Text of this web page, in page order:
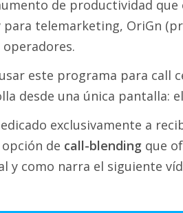
de productividad
para telemarketing, OriGn
este programa para
desde una única pantalla:
exclusivamente a
de call-blending que
y como narra el siguiente